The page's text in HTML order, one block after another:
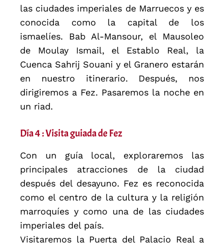
las ciudades imperiales de Marruecos y es
conocida como la capital de los
ismaelíes. Bab Al-Mansour, el Mausoleo
de Moulay Ismail, el Establo Real, la
Cuenca Sahrij Souani y el Granero estarán
en nuestro itinerario. Después, nos
dirigiremos a Fez. Pasaremos la noche en
un riad.
Día 4 : Visita guiada de Fez
Con un guía local, exploraremos las
principales atracciones de la ciudad
después del desayuno. Fez es reconocida
como el centro de la cultura y la religión
marroquíes y como una de las ciudades
imperiales del país.
Visitaremos la Puerta del Palacio Real a